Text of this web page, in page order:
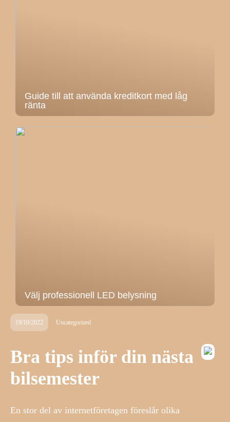
Guide till att använda kreditkort med låg
ränta
Välj professionell LED belysning
19/10/2022 Uncategorized
Bra tips inför din nästa
bilsemester
En stor del av internetföretagen föreslår olika